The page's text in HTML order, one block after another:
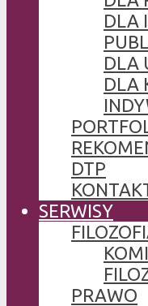
DLA
DLA
DLA
DTP
SERWISY
PRAWO